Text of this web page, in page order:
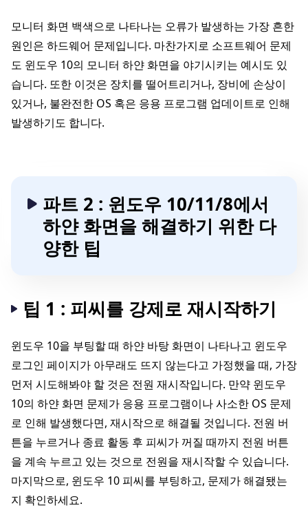
모니터 화면 백색으로 나타나는 오류가 발생하는 가장 흔한
원인은 하드웨어 문제입니다. 마찬가지로 소프트웨어 문제
도 윈도우 10의 모니터 하얀 화면을 야기시키는 예시도 있
습니다. 또한 이것은 장치를 떨어트리거나, 장비에 손상이
있거나, 불완전한 OS 혹은 응용 프로그램 업데이트로 인해
발생하기도 합니다.
파트 2 : 윈도우 10/11/8에서
하얀 화면을 해결하기 위한 다
양한 팁
팁 1 : 피씨를 강제로 재시작하기
윈도우 10을 부팅할 때 하얀 바탕 화면이 나타나고 윈도우
로그인 페이지가 아무래도 뜨지 않는다고 가정했을 때, 가장
먼저 시도해봐야 할 것은 전원 재시작입니다. 만약 윈도우
10의 하얀 화면 문제가 응용 프로그램이나 사소한 OS 문제
로 인해 발생했다면, 재시작으로 해결될 것입니다. 전원 버
튼을 누르거나 종료 활동 후 피씨가 꺼질 때까지 전원 버튼
을 계속 누르고 있는 것으로 전원을 재시작할 수 있습니다.
마지막으로, 윈도우 10 피씨를 부팅하고, 문제가 해결됐는
지 확인하세요.